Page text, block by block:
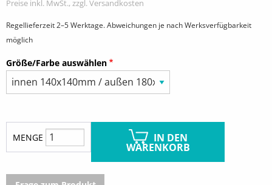
Preise inkl. MwSt., zzgl. Versandkosten
Regellieferzeit 2–5 Werktage. Abweichungen je nach Werksverfügbarkeit
möglich
Größe/Farbe auswählen
MENGE IN DEN
WARENKORB